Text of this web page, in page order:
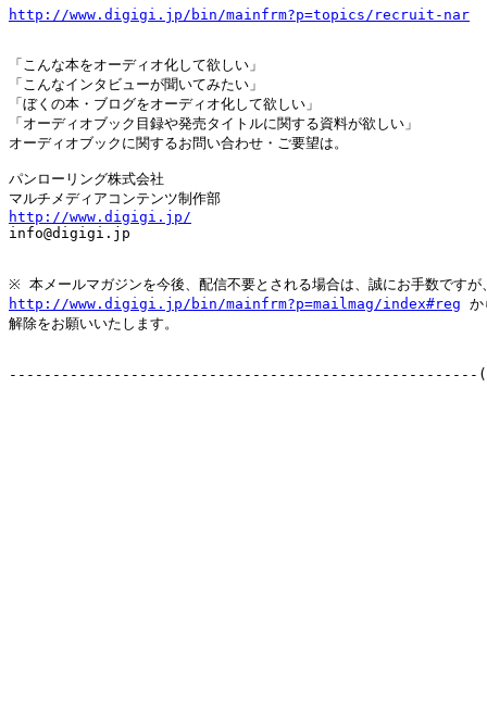
http://www.digigi.jp/bin/mainfrm?p=topics/recruit-nar
「こんな本をオーディオ化して欲しい」
「こんなインタビューが聞いてみたい」
「ぼくの本・ブログをオーディオ化して欲しい」
「オーディオブック目録や発売タイトルに関する資料が欲しい」
オーディオブックに関するお問い合わせ・ご要望は。
パンローリング株式会社
http://www.digigi.jp/
info@digigi.jp
http://www.digigi.jp/bin/mainfrm?p=mailmag/index#reg か
解除をお願いいたします。
------------------------------------------------------(C)